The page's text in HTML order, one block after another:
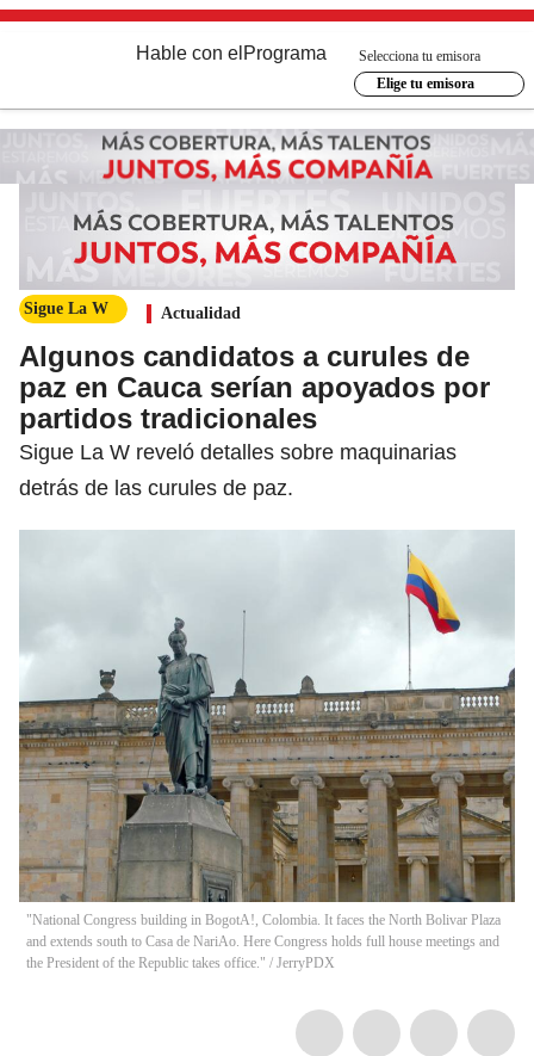
Hable con el Programa
Selecciona tu emisora
Elige tu emisora
Sigue La W Actualidad
Algunos candidatos a curules de
paz en Cauca serían apoyados por
partidos tradicionales
Sigue La W reveló detalles sobre maquinarias
detrás de las curules de paz.
"National Congress building in BogotA!, Colombia. It faces the North Bolivar Plaza
and extends south to Casa de NariAo. Here Congress holds full house meetings and
the President of the Republic takes office." / JerryPDX